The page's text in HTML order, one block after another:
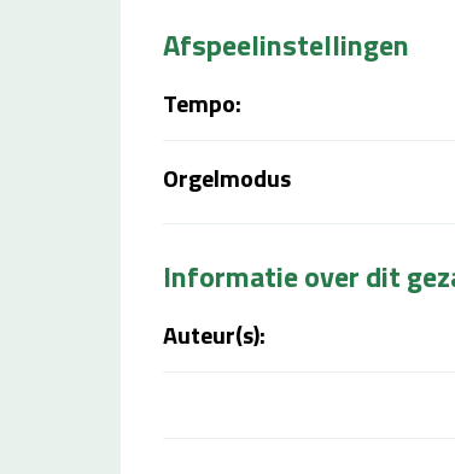
Afspeelinstellingen
Tempo:
Orgelmodus
Informatie over dit
Auteur(s):